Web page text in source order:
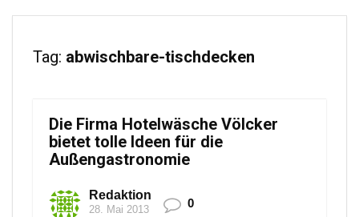
Tag: abwischbare-tischdecken
Die Firma Hotelwäsche Völcker
bietet tolle Ideen für die
Außengastronomie
Redaktion
28. Mai 2013 0